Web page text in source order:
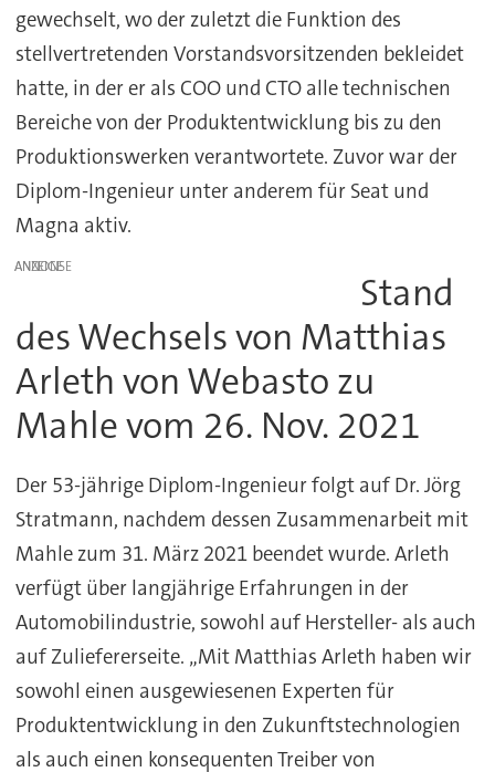
gewechselt, wo der zuletzt die Funktion des
stellvertretenden Vorstandsvorsitzenden bekleidet
hatte, in der er als COO und CTO alle technischen
Bereiche von der Produktentwicklung bis zu den
Produktionswerken verantwortete. Zuvor war der
Diplom-Ingenieur unter anderem für Seat und
Magna aktiv.
ANZEIGE
Stand
des Wechsels von Matthias
Arleth von Webasto zu
Mahle vom 26. Nov. 2021
Der 53-jährige Diplom-Ingenieur folgt auf Dr. Jörg
Stratmann, nachdem dessen Zusammenarbeit mit
Mahle zum 31. März 2021 beendet wurde. Arleth
verfügt über langjährige Erfahrungen in der
Automobilindustrie, sowohl auf Hersteller- als auch
auf Zuliefererseite. „Mit Matthias Arleth haben wir
sowohl einen ausgewiesenen Experten für
Produktentwicklung in den Zukunftstechnologien
als auch einen konsequenten Treiber von